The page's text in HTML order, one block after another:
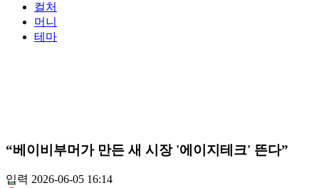
컬처
머니
테마
“베이비부머가 만든 새 시장 '에이지테크' 뜬다”
입력 2026-06-05 16:14